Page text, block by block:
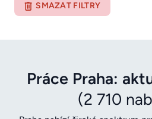
SMAZAT FILTRY
Práce Praha:
(2 710